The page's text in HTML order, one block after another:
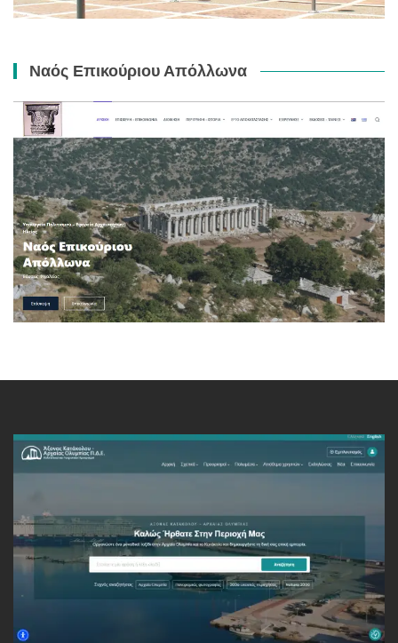
Ναός Επικούριου Απόλλωνα